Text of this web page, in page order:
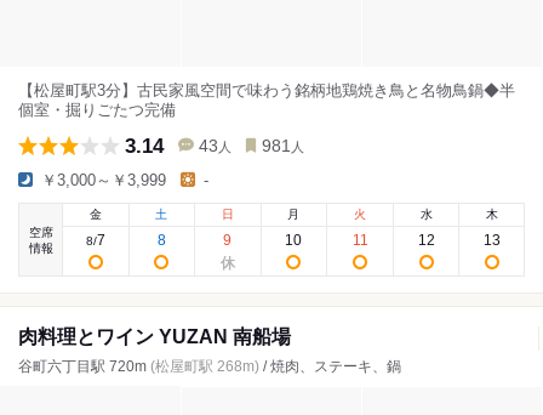
【松屋町駅3分】古民家風空間で味わう銘柄地鶏焼き鳥と名物鳥鍋◆半
個室・掘りごたつ完備
3.14 43 人 981 人
￥3,000～￥3,999 -
空席
情報
金
8/7
土
8
日
9
月
10
火
11
水
12
木
13
肉料理とワイン YUZAN 南船場
谷町六丁目駅 720m (松屋町駅 268m) / 焼肉、ステーキ、鍋